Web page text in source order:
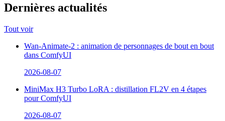
Dernières actualités
Tout voir
Wan-Animate-2 : animation de personnages de bout en bout
dans ComfyUI
2026-08-07
MiniMax H3 Turbo LoRA : distillation FL2V en 4 étapes
pour ComfyUI
2026-08-07